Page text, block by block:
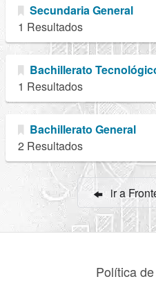
Secundaria General
1 Resultados
Bachillerato
1 Resultados
Bachillerato General
2 Resultados
ir a
Política